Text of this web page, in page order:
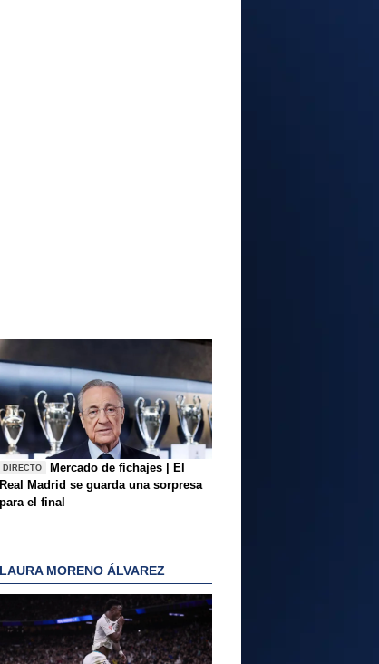
DIRECTO
Mercado de fichajes | El
Real Madrid se guarda una sorpresa
para el final
LAURA MORENO ÁLVAREZ